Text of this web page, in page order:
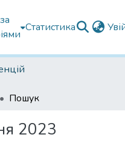
Статистика
Пошук
2023